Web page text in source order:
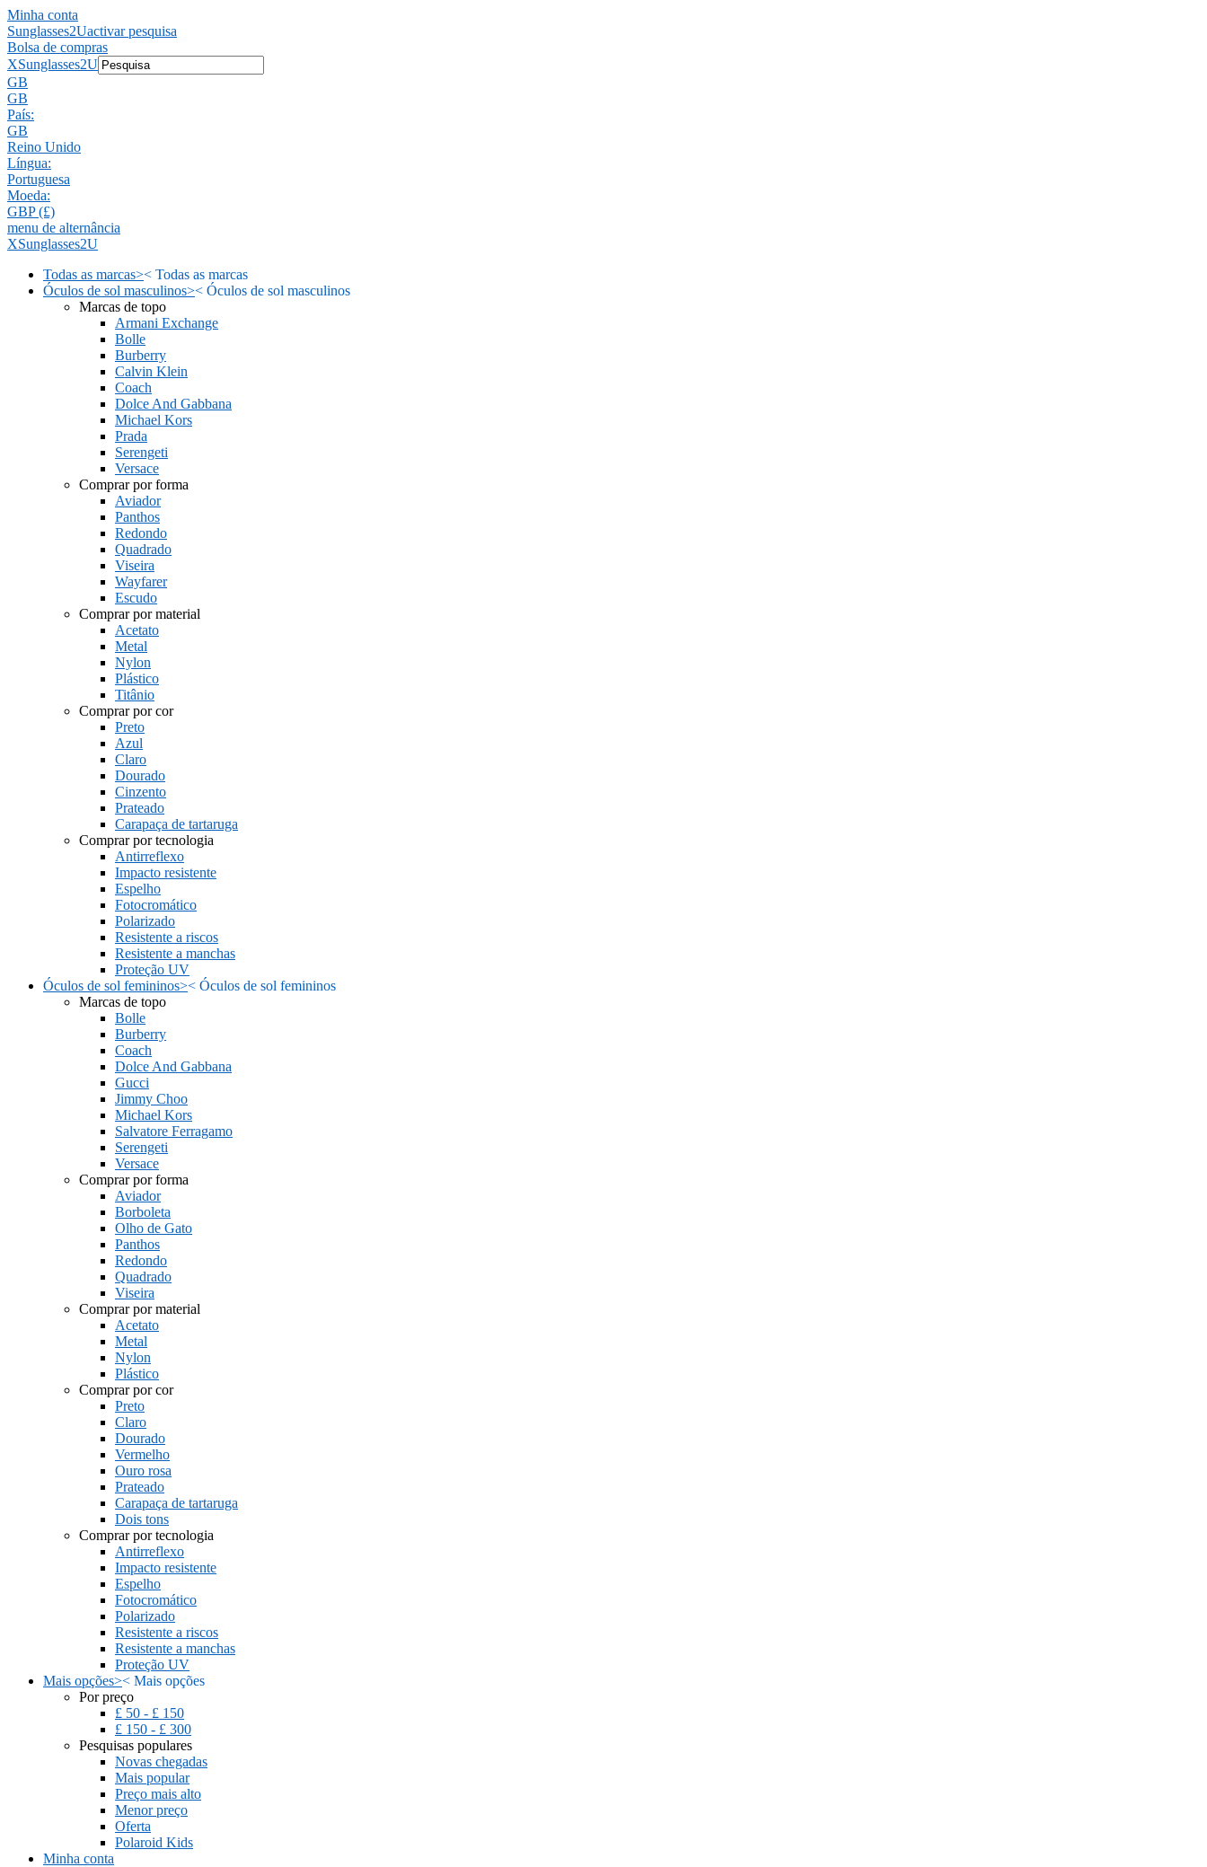
Minha conta
Sunglasses2Uactivar pesquisa
Bolsa de compras
XSunglasses2U
GB
GB
País:
GB
Reino Unido
Língua:
Portuguesa
Moeda:
GBP (£)
menu de alternância
XSunglasses2U
Todas as marcas>< Todas as marcas
Óculos de sol masculinos>< Óculos de sol masculinos
Marcas de topo
Armani Exchange
Bolle
Burberry
Calvin Klein
Coach
Dolce And Gabbana
Michael Kors
Prada
Serengeti
Versace
Comprar por forma
Aviador
Panthos
Redondo
Quadrado
Viseira
Wayfarer
Escudo
Comprar por material
Acetato
Metal
Nylon
Plástico
Titânio
Comprar por cor
Preto
Azul
Claro
Dourado
Cinzento
Prateado
Carapaça de tartaruga
Comprar por tecnologia
Antirreflexo
Impacto resistente
Espelho
Fotocromático
Polarizado
Resistente a riscos
Resistente a manchas
Proteção UV
Óculos de sol femininos>< Óculos de sol femininos
Marcas de topo
Bolle
Burberry
Coach
Dolce And Gabbana
Gucci
Jimmy Choo
Michael Kors
Salvatore Ferragamo
Serengeti
Versace
Comprar por forma
Aviador
Borboleta
Olho de Gato
Panthos
Redondo
Quadrado
Viseira
Comprar por material
Acetato
Metal
Nylon
Plástico
Comprar por cor
Preto
Claro
Dourado
Vermelho
Ouro rosa
Prateado
Carapaça de tartaruga
Dois tons
Comprar por tecnologia
Antirreflexo
Impacto resistente
Espelho
Fotocromático
Polarizado
Resistente a riscos
Resistente a manchas
Proteção UV
Mais opções>< Mais opções
Por preço
£ 50 - £ 150
£ 150 - £ 300
Pesquisas populares
Novas chegadas
Mais popular
Preço mais alto
Menor preço
Oferta
Polaroid Kids
Minha conta